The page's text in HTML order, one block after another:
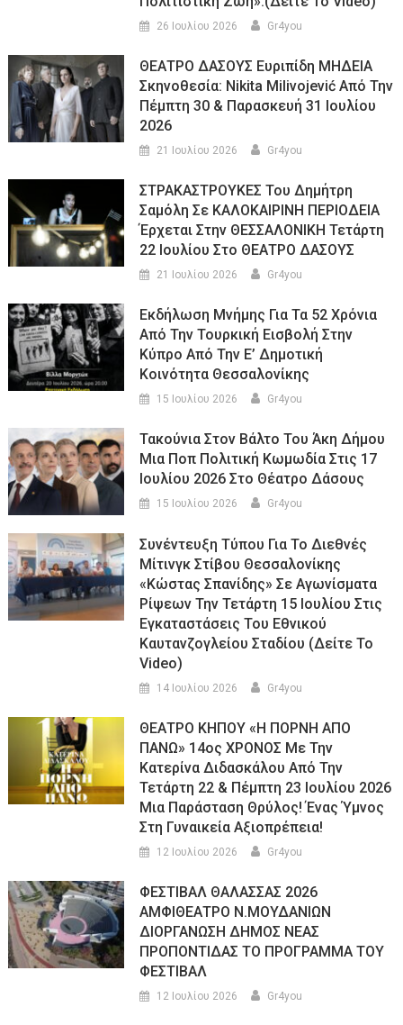
26 Ιουλίου 2026 Gr4you
ΘΕΑΤΡΟ ΔΑΣΟΥΣ Ευριπίδη ΜΗΔΕΙΑ
Σκηνοθεσία: Nikita Milivojević Από Την
Πέμπτη 30 & Παρασκευή 31 Ιουλίου
2026
21 Ιουλίου 2026 Gr4you
ΣΤΡΑΚΑΣΤΡΟΥΚΕΣ Του Δημήτρη
Σαμόλη Σε ΚΑΛΟΚΑΙΡΙΝΗ ΠΕΡΙΟΔΕΙΑ
Έρχεται Στην ΘΕΣΣΑΛΟΝΙΚΗ Τετάρτη
22 Ιουλίου Στο ΘΕΑΤΡΟ ΔΑΣΟΥΣ
21 Ιουλίου 2026 Gr4you
Εκδήλωση Μνήμης Για Τα 52 Χρόνια
Από Την Τουρκική Εισβολή Στην
Κύπρο Από Την Ε’ Δημοτική
Κοινότητα Θεσσαλονίκης
15 Ιουλίου 2026 Gr4you
Τακούνια Στον Βάλτο Του Άκη Δήμου
Μια Ποπ Πολιτική Κωμωδία Στις 17
Ιουλίου 2026 Στο Θέατρο Δάσους
15 Ιουλίου 2026 Gr4you
Συνέντευξη Τύπου Για Το Διεθνές
Μίτινγκ Στίβου Θεσσαλονίκης
«Κώστας Σπανίδης» Σε Αγωνίσματα
Ρίψεων Την Τετάρτη 15 Ιουλίου Στις
Εγκαταστάσεις Του Εθνικού
Καυτανζογλείου Σταδίου (Δείτε Το
Video)
14 Ιουλίου 2026 Gr4you
ΘΕΑΤΡΟ ΚΗΠΟΥ «Η ΠΟΡΝΗ ΑΠΟ
ΠΑΝΩ» 14ος ΧΡΟΝΟΣ Με Την
Κατερίνα Διδασκάλου Από Την
Τετάρτη 22 & Πέμπτη 23 Ιουλίου 2026
Μια Παράσταση Θρύλος! Ένας Ύμνος
Στη Γυναικεία Αξιοπρέπεια!
12 Ιουλίου 2026 Gr4you
ΦΕΣΤΙΒΑΛ ΘΑΛΑΣΣΑΣ 2026
ΑΜΦΙΘΕΑΤΡΟ Ν.ΜΟΥΔΑΝΙΩΝ
ΔΙΟΡΓΑΝΩΣΗ ΔΗΜΟΣ ΝΕΑΣ
ΠΡΟΠΟΝΤΙΔΑΣ ΤΟ ΠΡΟΓΡΑΜΜΑ ΤΟΥ
ΦΕΣΤΙΒΑΛ
12 Ιουλίου 2026 Gr4you